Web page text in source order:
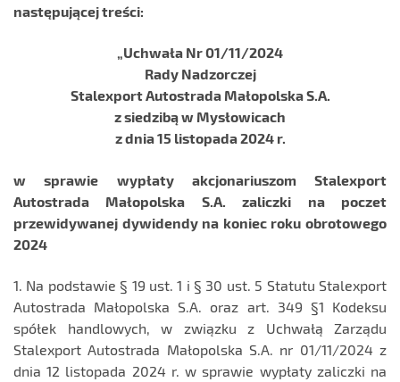
następującej treści:
„Uchwała Nr 01/11/2024
Rady Nadzorczej
Stalexport Autostrada Małopolska S.A.
z siedzibą w Mysłowicach
z dnia 15 listopada 2024 r.
w sprawie wypłaty akcjonariuszom Stalexport
Autostrada Małopolska S.A. zaliczki na poczet
przewidywanej dywidendy na koniec roku obrotowego
2024
1. Na podstawie § 19 ust. 1 i § 30 ust. 5 Statutu Stalexport
Autostrada Małopolska S.A. oraz art. 349 §1 Kodeksu
spółek handlowych, w związku z Uchwałą Zarządu
Stalexport Autostrada Małopolska S.A. nr 01/11/2024 z
dnia 12 listopada 2024 r. w sprawie wypłaty zaliczki na